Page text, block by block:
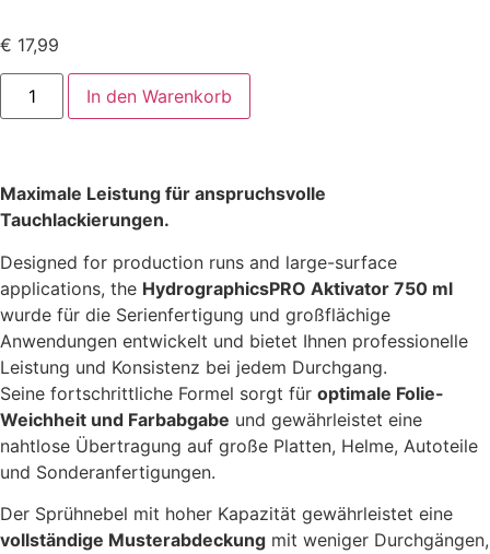
€ 17,99
In den Warenkorb
Maximale Leistung für anspruchsvolle
Tauchlackierungen.
Designed for production runs and large-surface
applications, the HydrographicsPRO Aktivator 750 ml
wurde für die Serienfertigung und großflächige
Anwendungen entwickelt und bietet Ihnen professionelle
Leistung und Konsistenz bei jedem Durchgang.
Seine fortschrittliche Formel sorgt für optimale Folie-
Weichheit und Farbabgabe und gewährleistet eine
nahtlose Übertragung auf große Platten, Helme, Autoteile
und Sonderanfertigungen.
Der Sprühnebel mit hoher Kapazität gewährleistet eine
vollständige Musterabdeckung mit weniger Durchgängen,